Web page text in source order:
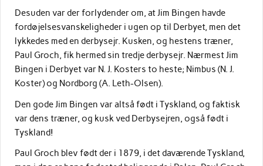
Desuden var der forlydender om, at Jim Bingen havde
fordøjelsesvanskeligheder i ugen op til Derbyet, men det
lykkedes med en derbysejr. Kusken, og hestens træner,
Paul Groch, fik hermed sin tredje derbysejr. Nærmest Jim
Bingen i Derbyet var N. J. Kosters to heste; Nimbus (N. J.
Koster) og Nordborg (A. Leth-Olsen).
Den gode Jim Bingen var altså født i Tyskland, og faktisk
var dens træner, og kusk ved Derbysejren, også født i
Tyskland!
Paul Groch blev født der i 1879, i det daværende Tyskland,